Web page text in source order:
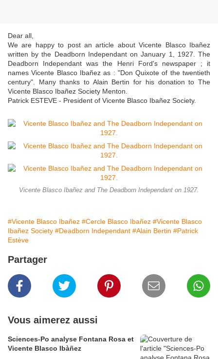
Dear all,
We are happy to post an article about Vicente Blasco Ibañez
written by the Deadborn Independant on January 1, 1927. The
Deadborn Independant was the Henri Ford's newspaper ; it
names Vicente Blasco Ibañez as : "Don Quixote of the twentieth
century". Many thanks to Alain Bertin for his donation to The
Vicente Blasco Ibañez Society Menton.
Patrick ESTEVE - President of Vicente Blasco Ibañez Society.
Vicente Blasco Ibañez and The Deadborn Independant on 1927.
#Vicente Blasco Ibañez #Cercle Blasco Ibañez #Vicente Blasco
Ibañez Society #Deadborn Independant #Alain Bertin #Patrick
Estève
Partager
Vous aimerez aussi
Sciences-Po analyse Fontana Rosa et
Vicente Blasco Ibàñez